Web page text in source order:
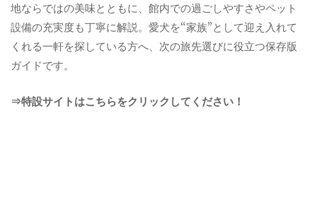
地ならではの美味とともに、館内での過ごしやすさやペット
設備の充実度も丁寧に解説。愛犬を“家族”として迎え入れて
くれる一軒を探している方へ、次の旅先選びに役立つ保存版
ガイドです。
⇒特設サイトはこちらをクリックしてください！